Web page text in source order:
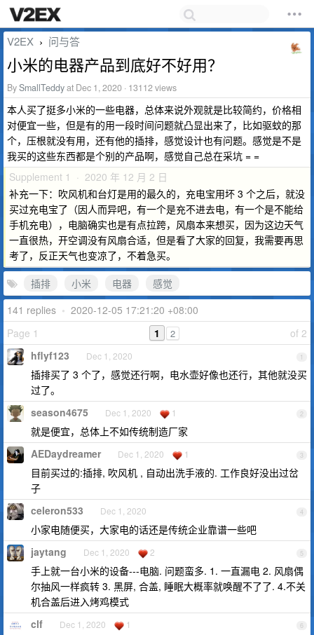
V2EX › 问与答
小米的电器产品到底好不好用？
BySmallTeddyat Dec 1, 2020 · 13112 views
本人买了挺多小米的一些电器，总体来说外观就是比较简约，价格相
对便宜一些，但是有的用一段时间问题就凸显出来了，比如驱蚊的那
个，压根就没有用，还有他的插排，感觉设计也有问题。感觉是不是
我买的这些东西都是个别的产品啊，感觉自己总在采坑 = =
Supplement 1 · 2020 年 12 月 2 日
补充一下：吹风机和台灯是用的最久的，充电宝用坏 3 个之后，就没
买过充电宝了（因人而异吧，有一个是充不进去电，有一个是不能给
手机充电），电脑确实也是有点拉跨，风扇本来想买，因为这边天气
一直很热，开空调没有风扇合适，但是看了大家的回复，我需要再思
考了，反正天气也变凉了，不着急买。
插排
小米 电器
感觉
141 replies • 2020-12-05 17:21:20 +08:00
Page 1
of 2
1 2
1
hflyf123 Dec 1, 2020
插排买了 3 个了，感觉还行啊，电水壶好像也还行，其他就没买
过了。
2
season4675 Dec 1, 2020 1
就是便宜，总体上不如传统制造厂家
3
AEDaydreamer Dec 1, 2020 1
目前买过的:插排, 吹风机 , 自动出洗手液的. 工作良好没出过岔
子
4
celeron533 Dec 1, 2020
小家电随便买，大家电的话还是传统企业靠谱一些吧
5
jaytang Dec 1, 2020 2
手上就一台小米的设备---电脑. 问题蛮多. 1. 一直漏电 2. 风扇偶
尔抽风一样疯转 3. 黑屏, 合盖, 睡眠大概率就唤醒不了了. 4.不关
机合盖后进入烤鸡模式
6
clf Dec 1, 2020 1